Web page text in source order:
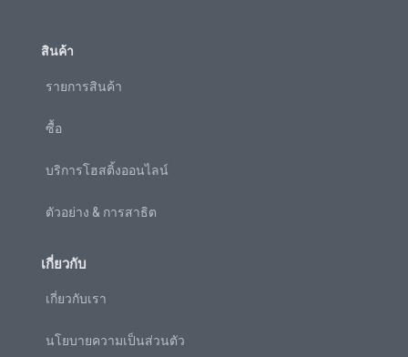
สินค้า
รายการสินค้า
ซื้อ
บริการโฮสติ้งออนไลน์
ตัวอย่าง & การสาธิต
เกี่ยวกับ
เกี่ยวกับเรา
นโยบายความเป็นส่วนตัว